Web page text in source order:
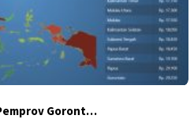
Goront…